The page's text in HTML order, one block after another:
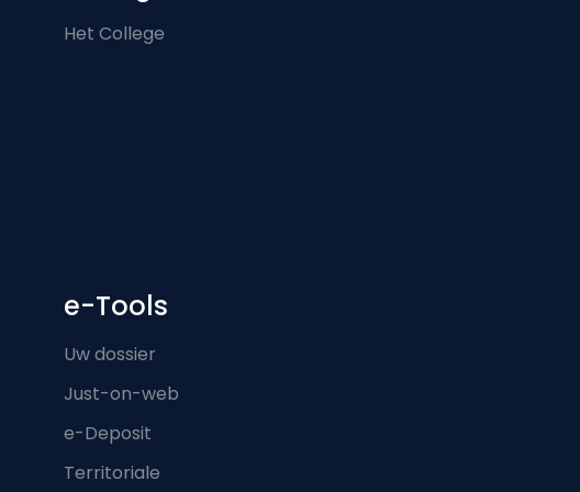
Het College
e-Tools
Uw dossier
Just-on-web
e-Deposit
Territoriale